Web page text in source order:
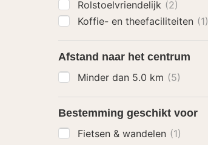
Rolstoelvriendelijk (2)
Koffie- en theefaciliteiten (1)
Afstand naar het centrum
Minder dan 5.0 km (5)
Bestemming geschikt voor
Fietsen & wandelen (1)